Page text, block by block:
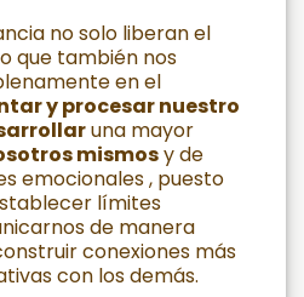
no solo liberan el
que también nos
en el
y procesar nuestro
una mayor
mismosy de
emocionales , puesto
límites
de manera
conexiones más
con los demás.